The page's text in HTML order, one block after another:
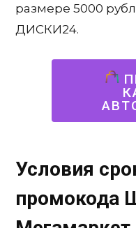
размере 5000
ДИСКИ24.
Условия
промокода